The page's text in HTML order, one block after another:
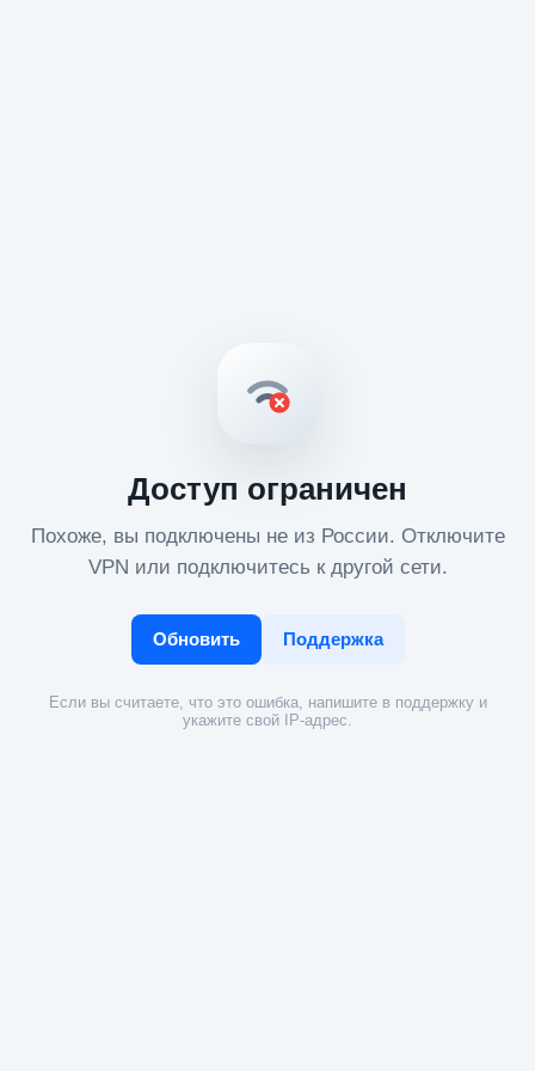
Доступ ограничен
Похоже, вы подключены не из России. Отключите
VPN или подключитесь к другой сети.
Обновить Поддержка
Если вы считаете, что это ошибка, напишите в поддержку и
укажите свой IP-адрес.